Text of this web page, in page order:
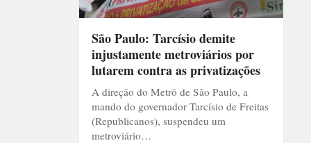
São Paulo: Tarcísio demite
injustamente metroviários por
lutarem contra as privatizações
A direção do Metrô de São Paulo, a
mando do governador Tarcísio de Freitas
(Republicanos), suspendeu um
metroviário…